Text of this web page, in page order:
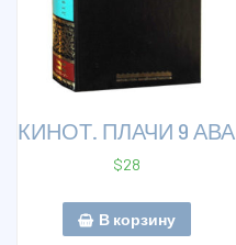
КИНОТ. ПЛАЧИ 9 АВА
$28
В корзину